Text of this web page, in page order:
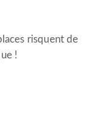
risquent de
!